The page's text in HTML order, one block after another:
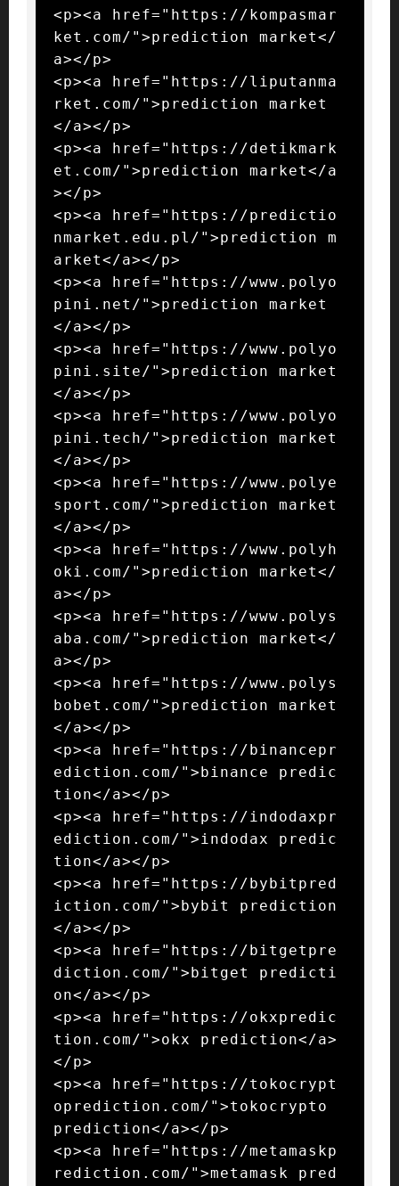
<p><a href="https://kompasmar
ket.com/">prediction market</
a></p>
<p><a href="https://liputanma
rket.com/">prediction market
</a></p>
<p><a href="https://detikmark
et.com/">prediction market</a
></p>
<p><a href="https://predictio
nmarket.edu.pl/">prediction m
arket</a></p>
<p><a href="https://www.polyo
pini.net/">prediction market
</a></p>
<p><a href="https://www.polyo
pini.site/">prediction market
</a></p>
<p><a href="https://www.polyo
pini.tech/">prediction market
</a></p>
<p><a href="https://www.polye
sport.com/">prediction market
</a></p>
<p><a href="https://www.polyh
oki.com/">prediction market</
a></p>
<p><a href="https://www.polys
aba.com/">prediction market</
a></p>
<p><a href="https://www.polys
bobet.com/">prediction market
</a></p>
<p><a href="https://binancepr
ediction.com/">binance predic
tion</a></p>
<p><a href="https://indodaxpr
ediction.com/">indodax predic
tion</a></p>
<p><a href="https://bybitpred
iction.com/">bybit prediction
</a></p>
<p><a href="https://bitgetpre
diction.com/">bitget predicti
on</a></p>
<p><a href="https://okxpredic
tion.com/">okx prediction</a>
</p>
<p><a href="https://tokocrypt
oprediction.com/">tokocrypto
prediction</a></p>
<p><a href="https://metamaskp
rediction.com/">metamask pred